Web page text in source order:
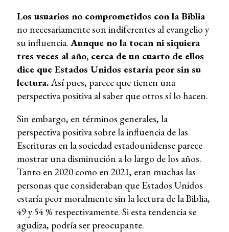
Los usuarios no comprometidos con la Biblia
no necesariamente son indiferentes al evangelio y
su influencia. Aunque no la tocan ni siquiera
tres veces al año, cerca de un cuarto de ellos
dice que Estados Unidos estaría peor sin su
lectura.Así pues, parece que tienen una
perspectiva positiva al saber que otros sí lo hacen.
Sin embargo, en términos generales, la
perspectiva positiva sobre la influencia de las
Escrituras en la sociedad estadounidense parece
mostrar una disminución a lo largo de los años.
Tanto en 2020 como en 2021, eran muchas las
personas que consideraban que Estados Unidos
estaría peor moralmente sin la lectura de la Biblia,
49 y 54 % respectivamente. Si esta tendencia se
agudiza, podría ser preocupante.